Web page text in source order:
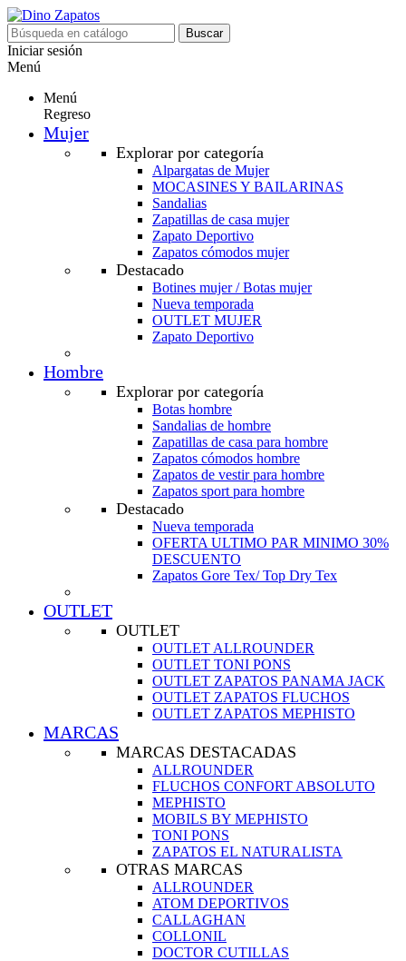
Buscar
Iniciar sesión
Menú
Menú
Regreso
Mujer
Explorar por categoría
Alpargatas de Mujer
MOCASINES Y BAILARINAS
Sandalias
Zapatillas de casa mujer
Zapato Deportivo
Zapatos cómodos mujer
Destacado
Botines mujer / Botas mujer
Nueva temporada
OUTLET MUJER
Zapato Deportivo
Hombre
Explorar por categoría
Botas hombre
Sandalias de hombre
Zapatillas de casa para hombre
Zapatos cómodos hombre
Zapatos de vestir para hombre
Zapatos sport para hombre
Destacado
Nueva temporada
OFERTA ULTIMO PAR MINIMO 30%
DESCUENTO
Zapatos Gore Tex/ Top Dry Tex
OUTLET
OUTLET
OUTLET ALLROUNDER
OUTLET TONI PONS
OUTLET ZAPATOS PANAMA JACK
OUTLET ZAPATOS FLUCHOS
OUTLET ZAPATOS MEPHISTO
MARCAS
MARCAS DESTACADAS
ALLROUNDER
FLUCHOS CONFORT ABSOLUTO
MEPHISTO
MOBILS BY MEPHISTO
TONI PONS
ZAPATOS EL NATURALISTA
OTRAS MARCAS
ALLROUNDER
ATOM DEPORTIVOS
CALLAGHAN
COLLONIL
DOCTOR CUTILLAS